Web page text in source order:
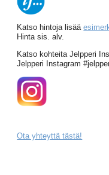
Katso hintoja lisää
Hinta sis. alv.
Katso kohteita Jelpperi
Jelpperi Instagram
Ota yhteyttä tästä!